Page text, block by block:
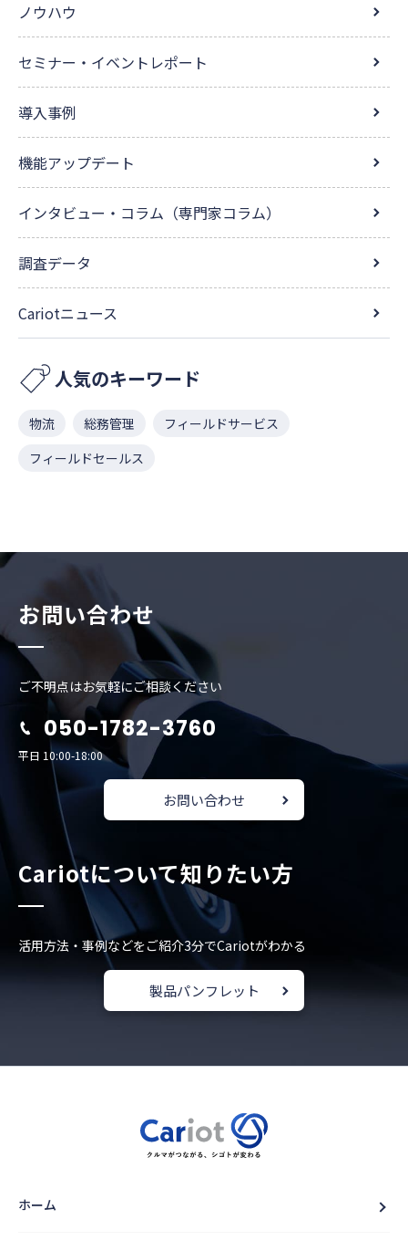
ノウハウ
セミナー・イベントレポート
導入事例
機能アップデート
インタビュー・コラム（専門家コラム）
調査データ
Cariotニュース
人気のキーワード
物流 総務管理
フィールドサービス
フィールドセールス
お問い合わせ
ご不明点はお気軽にご相談ください
050-1782-3760
平日 10:00-18:00
お問い合わせ
Cariotについて知りたい方
活用方法・事例などをご紹介3分でCariotがわかる
製品パンフレット
ホーム